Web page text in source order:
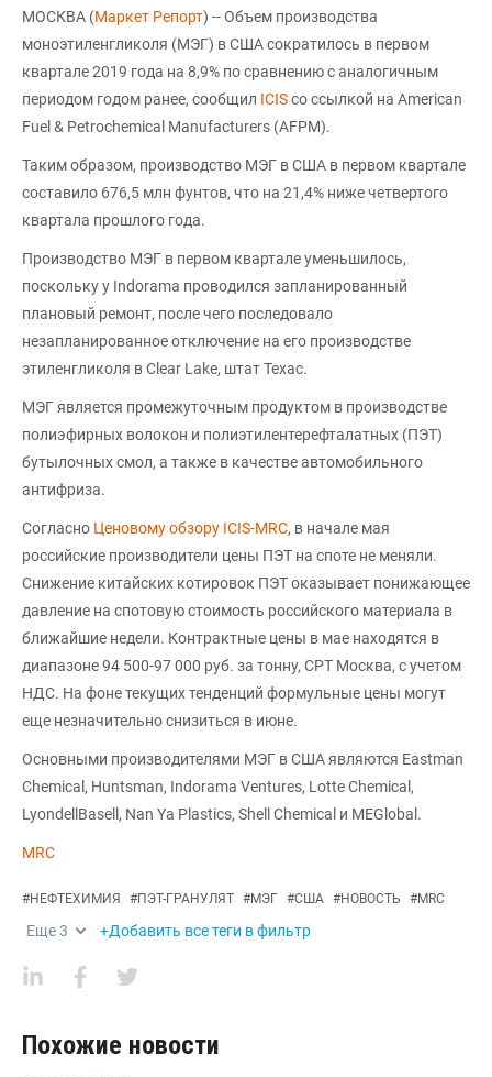
МОСКВА (Маркет Репорт) -- Объем производства
моноэтиленгликоля (МЭГ) в США сократилось в первом
квартале 2019 года на 8,9% по сравнению с аналогичным
периодом годом ранее, сообщил ICISсо ссылкой на American
Fuel & Petrochemical Manufacturers (AFPM).
Таким образом, производство МЭГ в США в первом квартале
составило 676,5 млн фунтов, что на 21,4% ниже четвертого
квартала прошлого года.
Производство МЭГ в первом квартале уменьшилось,
поскольку у Indorama проводился запланированный
плановый ремонт, после чего последовало
незапланированное отключение на его производстве
этиленгликоля в Clear Lake, штат Техас.
МЭГ является промежуточным продуктом в производстве
полиэфирных волокон и полиэтилентерефталатных (ПЭТ)
бутылочных смол, а также в качестве автомобильного
антифриза.
Согласно Ценовому обзору ICIS-MRC, в начале мая
российские производители цены ПЭТ на споте не меняли.
Снижение китайских котировок ПЭТ оказывает понижающее
давление на спотовую стоимость российского материала в
ближайшие недели. Контрактные цены в мае находятся в
диапазоне 94 500-97 000 руб. за тонну, CPT Москва, с учетом
НДС. На фоне текущих тенденций формульные цены могут
еще незначительно снизиться в июне.
Основными производителями МЭГ в США являются Eastman
Chemical, Huntsman, Indorama Ventures, Lotte Chemical,
LyondellBasell, Nan Ya Plastics, Shell Chemical и MEGlobal.
MRC
#НЕФТЕХИМИЯ #ПЭТ-ГРАНУЛЯТ #МЭГ #США #НОВОСТЬ #MRC
Еще3 +Добавить все теги в фильтр
Похожие новости